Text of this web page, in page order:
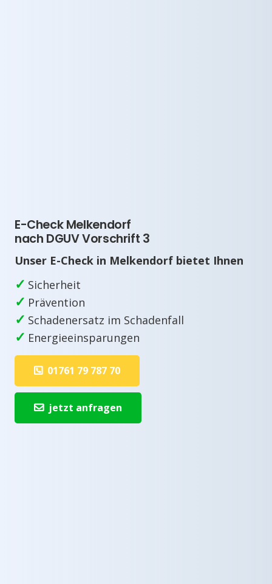
E-Check Melkendorf
nach DGUV Vorschrift 3
Unser E-Check in Melkendorf bietet Ihnen
✓ Sicherheit
✓ Prävention
✓ Schadenersatz im Schadenfall
✓ Energieeinsparungen
01761 79 787 70
jetzt anfragen